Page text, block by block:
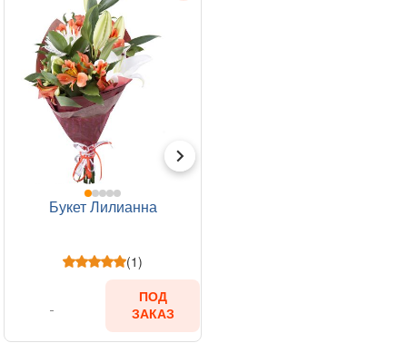
Букет Лилианна
(1)
ПОД
ЗАКАЗ